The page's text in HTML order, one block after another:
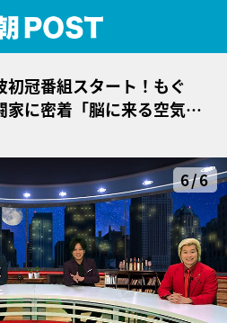
初冠番組スタート！もぐ
家に密着「脳に来る空気で
6/6